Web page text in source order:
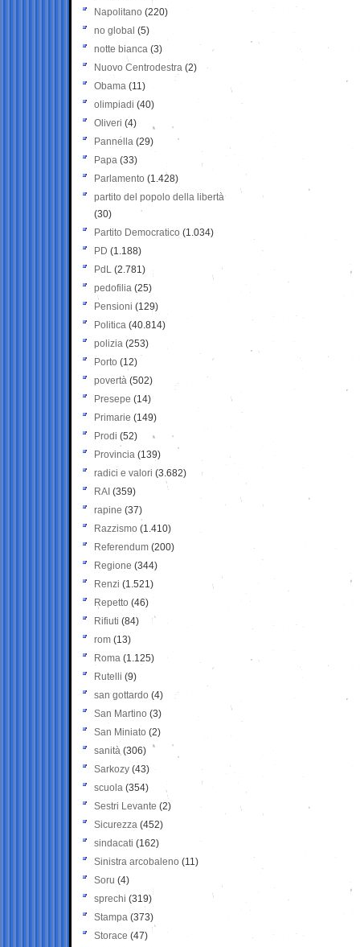
Napolitano (220)
no global (5)
notte bianca (3)
Nuovo Centrodestra (2)
Obama (11)
olimpiadi (40)
Oliveri (4)
Pannella (29)
Papa (33)
Parlamento (1.428)
partito del popolo della libertà
(30)
Partito Democratico (1.034)
PD (1.188)
PdL (2.781)
pedofilia (25)
Pensioni (129)
Politica (40.814)
polizia (253)
Porto (12)
povertà (502)
Presepe (14)
Primarie (149)
Prodi (52)
Provincia (139)
radici e valori (3.682)
RAI (359)
rapine (37)
Razzismo (1.410)
Referendum (200)
Regione (344)
Renzi (1.521)
Repetto (46)
Rifiuti (84)
rom (13)
Roma (1.125)
Rutelli (9)
san gottardo (4)
San Martino (3)
San Miniato (2)
sanità (306)
Sarkozy (43)
scuola (354)
Sestri Levante (2)
Sicurezza (452)
sindacati (162)
Sinistra arcobaleno (11)
Soru (4)
sprechi (319)
Stampa (373)
Storace (47)